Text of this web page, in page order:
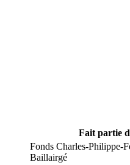
Fait partie
Fonds Charles-Philippe-
Baillairgé